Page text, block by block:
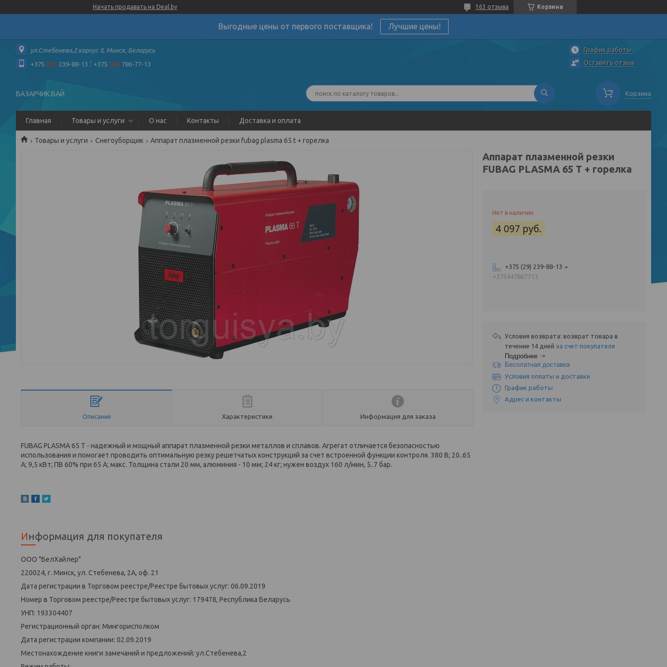
Начать продавать на Deal.by Корзина
163 отзыва
Выгодные цены от первого поставщика! Лучшие цены!
ул.Стебенева,2 корпус 8, Минск, Беларусь
+375 (29) 239-88-13 +375 (44) 786-77-13
График работы
Оставить отзыв
БАЗАРЧИК.БАЙ Корзина
Главная Товары и услуги О нас Контакты Доставка и оплата
Товары и услуги Снегоуборщик Аппарат плазменной резки fubag plasma 65 t + горелка
Описание Характеристики Информация для заказа
FUBAG PLASMA 65 T - надежный и мощный аппарат плазменной резки металлов и сплавов. Агрегат отличается безопасностью
использования и помогает проводить оптимальную резку решетчатых конструкций за счет встроенной функции контроля. 380 В; 20..65
А; 9,5 кВт; ПВ 60% при 65 А; макс. Толщина стали 20 мм, алюминия - 10 мм; 24 кг; нужен воздух 160 л/мин, 5..7 бар.
Информация для покупателя
ООО "БелХайлер"
220024, г. Минск, ул. Стебенева, 2А, оф. 21
Дата регистрации в Торговом реестре/Реестре бытовых услуг: 06.09.2019
Номер в Торговом реестре/Реестре бытовых услуг: 179478, Республика Беларусь
УНП: 193304407
Регистрационный орган: Мингорисполком
Дата регистрации компании: 02.09.2019
Местонахождение книги замечаний и предложений: ул.Стебенева,2
Аппарат плазменной резки
FUBAG PLASMA 65 T + горелка
Нет в наличии
4 097 руб.
+375 (29) 239-88-13
+375447867713
возврат товара в
течение 14 дней за счет покупателя
Подробнее
Бесплатная доставка
Условия оплаты и доставки
График работы
Адрес и контакты